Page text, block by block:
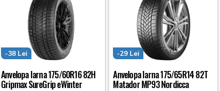
Anvelopa Iarna 175/60R16 82H
Gripmax SureGrip eWinter
-38 Lei
Anvelopa Iarna 175/65R14 82T
Matador MP93 Nordicca
-29 Lei